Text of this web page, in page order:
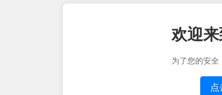
欢迎
为了您的安全